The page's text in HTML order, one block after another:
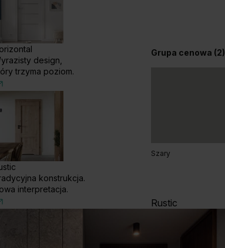
design,
trzyma poziom.
konstrukcja.
interpretacja.
858 056
Grupa cenowa (2)
Szary
Rustic